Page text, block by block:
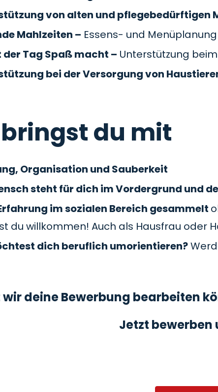
von alten und pflegebedürftigen
Mahlzeiten – Essens- und Menüplanung
der Tag Spaß macht – Unterstützung
bei der Versorgung von
bringst du mit
Organisation und Sauberkeit
steht für dich im Vordergrund und
im sozialen Bereich gesammelt
du willkommen! Auch als Hausfrau oder
dich beruflich umorientieren?
deine Bewerbung bearbeiten
Jetzt bewerben